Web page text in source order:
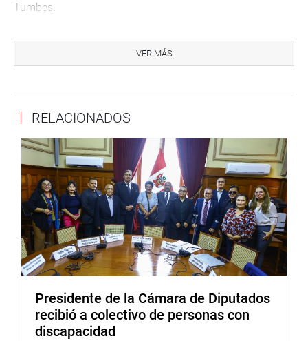
Tumbes.
de comisión investigadora a dos comisiones
dictaminadoras.
La primera moción es para que la Comisión Agraria
investigue las presuntas irregularidades y actos de
corrupción cometidos por funcionarios del Proyecto
Especial Binacional Puyango-Tumbes y del Poder
Judicial y del Ministerio Público durante los últimos cinco
años (2011-2016) y, la segunda, es para que la Comisión
de Pueblos Andinos identifique a los culpables de los
constantes derrames de crudo en el Oleoducto Nor
Peruano y plantee propuestas para una solución integral
para la restauración ambiental inmediata.
También está en la agenda la moción mediante el
del terrorismo que significan las expresiones,
manifestaciones y construcción de un mausoleo en el
cementerio municipal de Comas.
VER MÁS
RELACIONADOS
Presidente de la Cámara de Diputados
recibió a colectivo de personas con
discapacidad